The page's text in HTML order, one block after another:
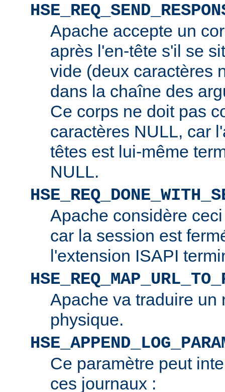
Apache accepte un
après l'en-tête s'il se
vide (deux caractères
dans la chaîne des
Ce corps ne doit pas
caractères NULL, car
têtes est lui-même
NULL.
Apache considère
car la session est
l'extension ISAPI
Apache va traduire un
physique.
Ce paramètre peut
ces journaux :